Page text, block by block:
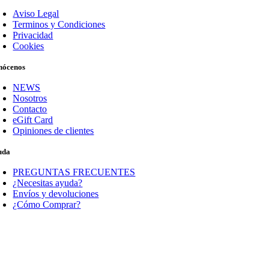
Aviso Legal
Terminos y Condiciones
Privacidad
Cookies
NEWS
Nosotros
Contacto
eGift Card
Opiniones de clientes
PREGUNTAS FRECUENTES
¿Necesitas ayuda?
Envíos y devoluciones
¿Cómo Comprar?